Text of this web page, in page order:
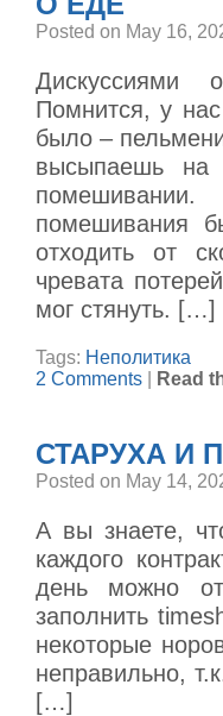
Posted on May 16,
Дискуссиями
Помнится, у
было –
высыпаешь на
помешивания
отходить от
чревата
мог стянуть. […]
Tags: Неполитика
2 Comments
Read
СТАРУХА И
Posted on May 14,
А вы знаете,
каждого
день можно
заполнить
некоторые
неправильно,
[…]